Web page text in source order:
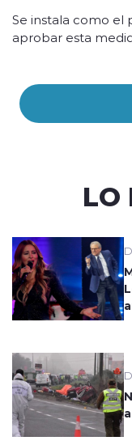
Se instala como el
aprobar esta
LO